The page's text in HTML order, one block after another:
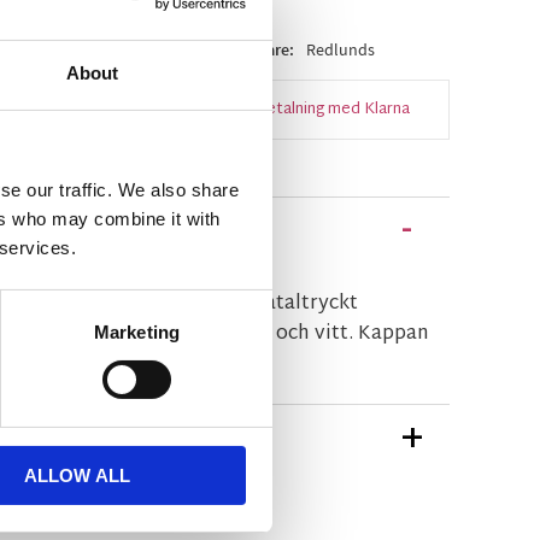
About
our traffic. We also share
who may combine it with
Marketing
ALLOW ALL
i lager Tillverkare Redlunds
Snabba leveranser Enkel betalning med Klarna
med ett riktigt somrigt digiataltryckt
med med vackra rosor i rosa och vitt. Kappan
upptill.